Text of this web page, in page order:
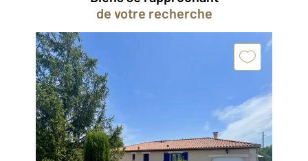
de votre recherche